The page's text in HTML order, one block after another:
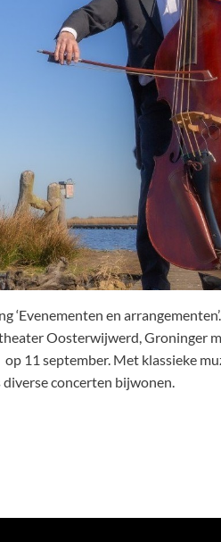
en
Oosterwijwerd, Groninger
11 september. Met klassieke
diverse concerten bijwonen.